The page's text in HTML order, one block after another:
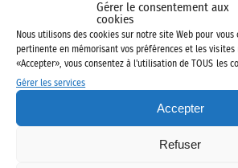
Gérer le consentement aux
cookies
Nous utilisons des cookies sur notre site Web pour
pertinente en mémorisant vos préférences et les visites
«Accepter», vous consentez à l'utilisation de TOUS les
Gérer les services
Accepter
Refuser
Copyright © 2022 Alliance des
Mentions légales Politique de